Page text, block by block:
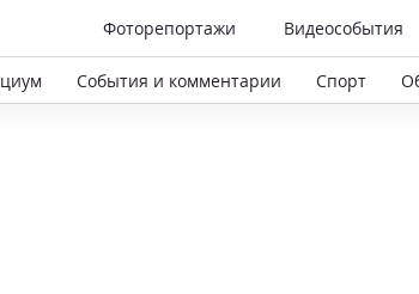
Фоторепортажи Видеособытия
События и комментарии Спорт